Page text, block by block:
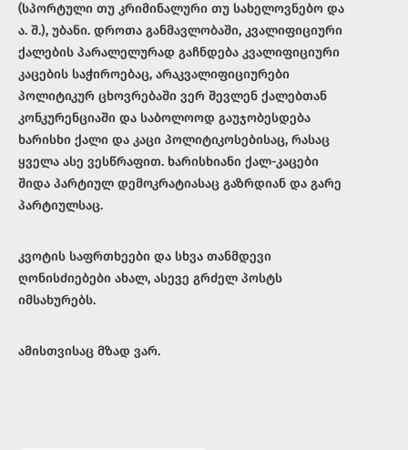
(სპორტული თუ კრიმინალური თუ სახელოვნებო და
ა. შ.), უბანი. დროთა განმავლობაში, კვალიფიციური
ქალების პარალელურად გაჩნდება კვალიფიციური
კაცების საჭიროებაც, არაკვალიფიციურები
პოლიტიკურ ცხოვრებაში ვერ შევლენ ქალებთან
კონკურენციაში და საბოლოოდ გაუჯობესდება
ხარისხი ქალი და კაცი პოლიტიკოსებისაც, რასაც
ყველა ასე ვესწრაფით. ხარისხიანი ქალ-კაცები
შიდა პარტიულ დემოკრატიასაც გაზრდიან და გარე
პარტიულსაც.
კვოტის საფრთხეები და სხვა თანმდევი
ღონისძიებები ახალ, ასევე გრძელ პოსტს
იმსახურებს.
ამისთვისაც მზად ვარ.